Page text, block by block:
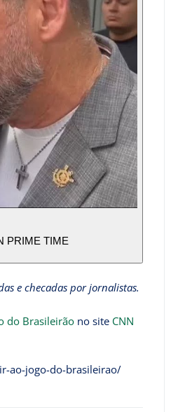
PRIME TIME
e checadas por jornalistas.
do Brasileirão no site CNN
ao-jogo-do-brasileirao/